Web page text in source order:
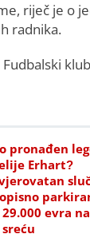
riječ je o
radnika.
pronađen
Erhart?
evra